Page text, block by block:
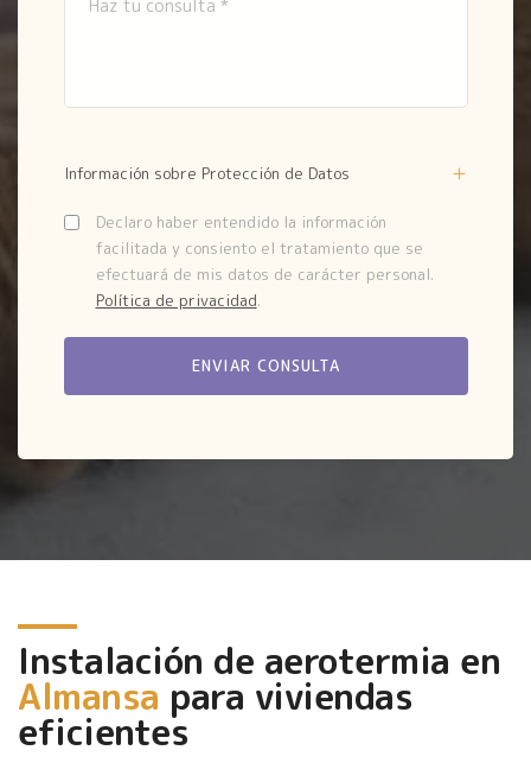
Información sobre Protección de Datos
Declaro haber entendido la información
facilitada y consiento el tratamiento que se
efectuará de mis datos de carácter personal.
Política de privacidad.
Instalación de aerotermia en
Almansa para viviendas
eficientes